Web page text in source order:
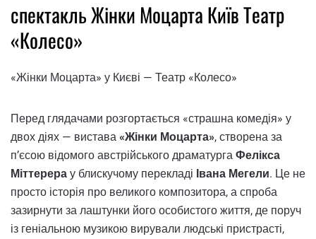
спектакль Жінки Моцарта Київ Театр
«Колесо»
«Жінки Моцарта» у Києві — Театр «Колесо»
Перед глядачами розгортається «страшна комедія» у
двох діях — вистава «Жінки Моцарта», створена за
п’єсою відомого австрійського драматурга Фелікса
Міттерера у блискучому перекладі Івана Мегели. Це не
просто історія про великого композитора, а спроба
зазирнути за лаштунки його особистого життя, де поруч
із геніальною музикою вирували людські пристрасті,